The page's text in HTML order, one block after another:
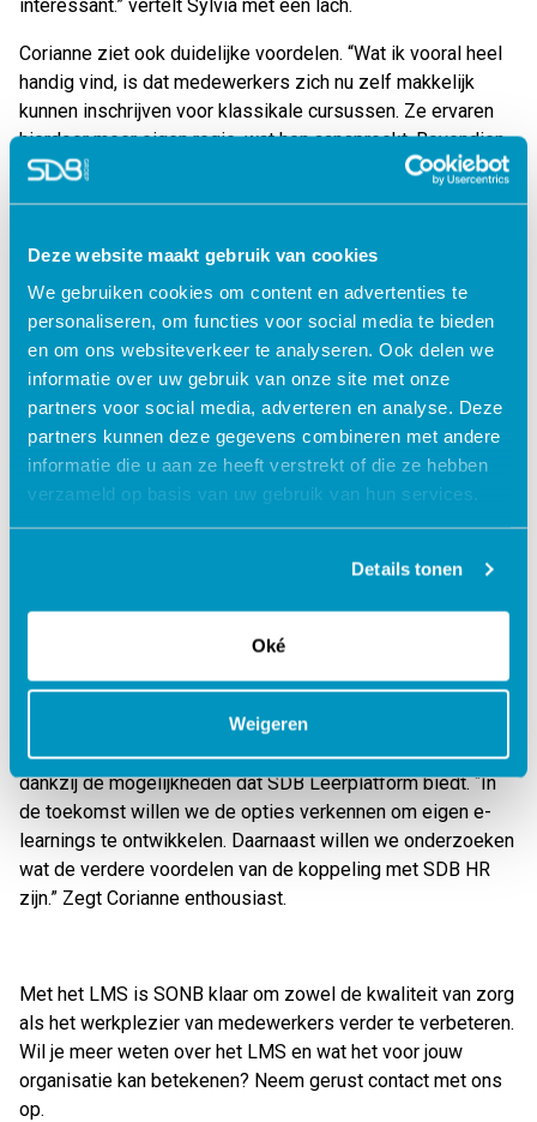
Deze website maakt gebruik van cookies
We gebruiken cookies om content en advertenties te
personaliseren, om functies voor social media te bieden
en om ons websiteverkeer te analyseren. Ook delen we
informatie over uw gebruik van onze site met onze
partners voor social media, adverteren en analyse. Deze
partners kunnen deze gegevens combineren met andere
informatie die u aan ze heeft verstrekt of die ze hebben
verzameld op basis van uw gebruik van hun services.
Details tonen
Oké
Weigeren
interessant.” vertelt Sylvia met een lach.
Corianne ziet ook duidelijke voordelen. “Wat ik vooral heel
handig vind, is dat medewerkers zich nu zelf makkelijk
kunnen inschrijven voor klassikale cursussen. Ze ervaren
hierdoor meer eigen regie, wat hen aanspreekt. Bovendien
is alles nu centraal geregistreerd, wat voor ons een flinke
verbetering is ten opzichte van de oude Excel-lijsten. Het
het is overzichtelijk en tijdbesparend.”
Implementatie: soepel en snel
Het implementatieproces verliep erg snel. “Binnen twee
maanden was het geregeld,” vertelt Sylvia trots.“SDB gaf
aan dat het zou lukken, en tegen de verwachtingen van het
management in, is dat ook gelukt. Het voorwerk dat jullie
hebben gedaan, was daarbij ontzettend waardevol.”
zelfstandig met het systeem aan de slag. Dat heeft de
tevreden, en wij zijn dat ook.”Legt Corianne uit.
De toekomst ziet er voor de medewerkers rooskleurig uit
dankzij de mogelijkheden dat SDB Leerplatform biedt.“In
de toekomst willen we de opties verkennen om eigen e-
learnings te ontwikkelen. Daarnaast willen we onderzoeken
wat de verdere voordelen van de koppeling met SDB HR
zijn.” Zegt Corianne enthousiast.
Met het LMS is SONB klaar om zowel de kwaliteit van zorg
als het werkplezier van medewerkers verder te verbeteren.
Wil je meer weten over het LMS en wat het voor jouw
organisatie kan betekenen? Neem gerust contact met ons
op.